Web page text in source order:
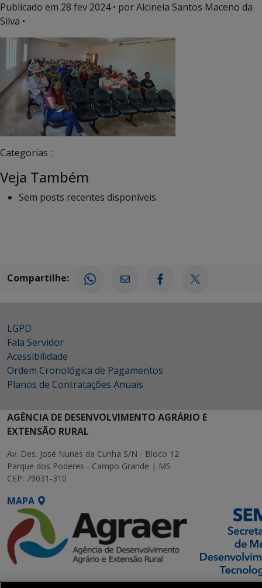
Publicado em 28 fev 2024• por Alcineia Santos Maceno da
Silva •
Categorias :
Veja Também
Sem posts recentes disponíveis.
Compartilhe:
LGPD
Fala Servidor
Acessibilidade
Ordem Cronológica de Pagamentos
Planos de Contratações Anuais
AGÊNCIA DE DESENVOLVIMENTO AGRÁRIO E
EXTENSÃO RURAL
Av. Des. José Nunes da Cunha S/N - Bloco 12
Parque dos Poderes - Campo Grande | MS
CEP: 79031-310
MAPA